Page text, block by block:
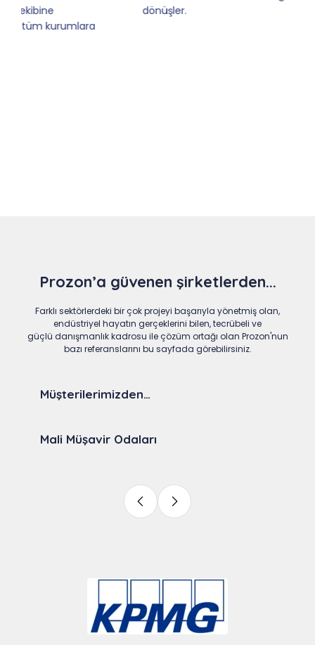
dönüşler.
Prozon’a güvenen şirketlerden...
Farklı sektörlerdeki bir çok projeyi başarıyla yönetmiş olan,
endüstriyel hayatın gerçeklerini bilen, tecrübeli ve
güçlü danışmanlık kadrosu ile çözüm ortağı olan Prozon'nun
bazı referanslarını bu sayfada görebilirsiniz.
Müşterilerimizden…
Mali Müşavir Odaları